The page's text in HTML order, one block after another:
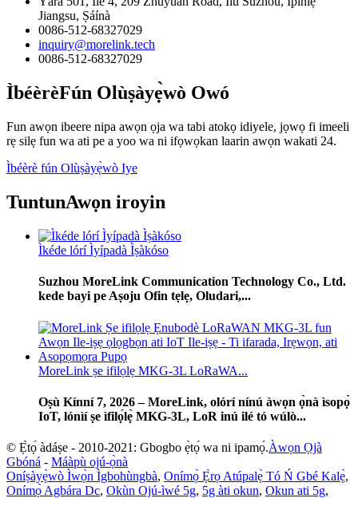
Jiangsu, Ṣáínà
0086-512-68327029
inquiry@morelink.tech
0086-512-68327029
ÌbéèrèFún Olùṣàyẹ̀wò Owó
Fun awọn ibeere nipa awọn ọja wa tabi atokọ idiyele, jọwọ fi imeeli
rẹ silẹ fun wa ati pe a yoo wa ni ifọwọkan laarin awọn wakati 24.
Ìbéèrè fún Olùṣàyẹ̀wò Iye
TuntunAwọn iroyin
Ìkéde lórí Ìyípadà Ìṣàkóso
Suzhou MoreLink Communication Technology Co., Ltd.
kede bayi pe Aṣoju Ofin tẹlẹ, Oludari,...
MoreLink ṣe ifilọlẹ MKG-3L LoRaWA...
Oṣù Kínní 7, 2026 – MoreLink, olórí nínú àwọn ọ̀nà ìsopọ̀
IoT, lónìí ṣe ìfilọ́lẹ̀ MKG-3L, LoR inú ilé tó wúlò...
© Ẹ̀tọ́ àdáṣe - 2010-2021: Gbogbo ẹ̀tọ́ wa ni ipamọ́.Àwọn Ọjà
Gbóná - Máàpù ojú-ọ̀nà
Oníṣàyẹ̀wò Ìwọ̀n Ìgbohùngbà, Onímọ̀ Ẹ̀rọ Atúpalẹ̀ Tó Ń Gbé Kalẹ̀,
Onímọ̀ Agbára Dc, Okùn Ojú-ìwé 5g, 5g àti okun, Okun ati 5g,